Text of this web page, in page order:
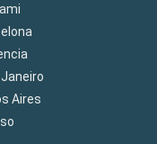
Aires